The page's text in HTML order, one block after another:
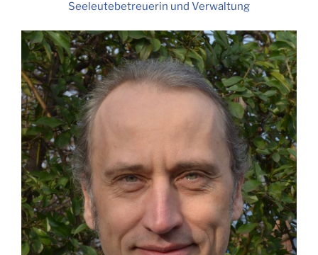
Seeleutebetreuerin und Verwaltung